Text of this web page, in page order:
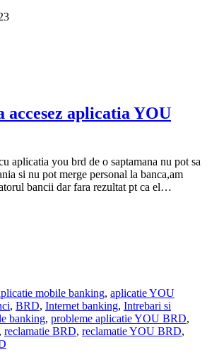
accesez aplicatia YOU
aplicatia you brd de o saptamana nu pot sa
si nu pot merge personal la banca,am
bancii dar fara rezultat pt ca el…
mobile banking, aplicatie YOU
, BRD, Internet banking, Intrebari si
banking, probleme aplicatie YOU BRD,
, reclamatie BRD, reclamatie YOU BRD,